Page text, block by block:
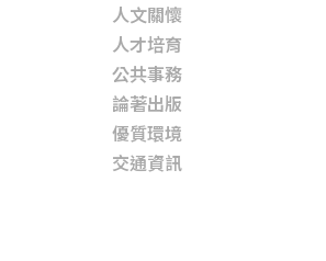
人文關懷
人才培育
公共事務
論著出版
優質環境
交通資訊